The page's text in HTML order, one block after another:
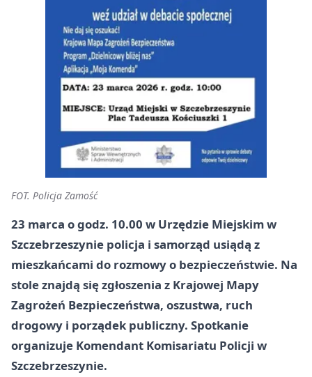
FOT. Policja Zamość
23 marca o godz. 10.00 w Urzędzie Miejskim w
Szczebrzeszynie policja i samorząd usiądą z
mieszkańcami do rozmowy o bezpieczeństwie. Na
stole znajdą się zgłoszenia z Krajowej Mapy
Zagrożeń Bezpieczeństwa, oszustwa, ruch
drogowy i porządek publiczny. Spotkanie
organizuje Komendant Komisariatu Policji w
Szczebrzeszynie.